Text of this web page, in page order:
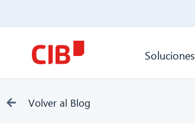
Soluciones
Volver al Blog